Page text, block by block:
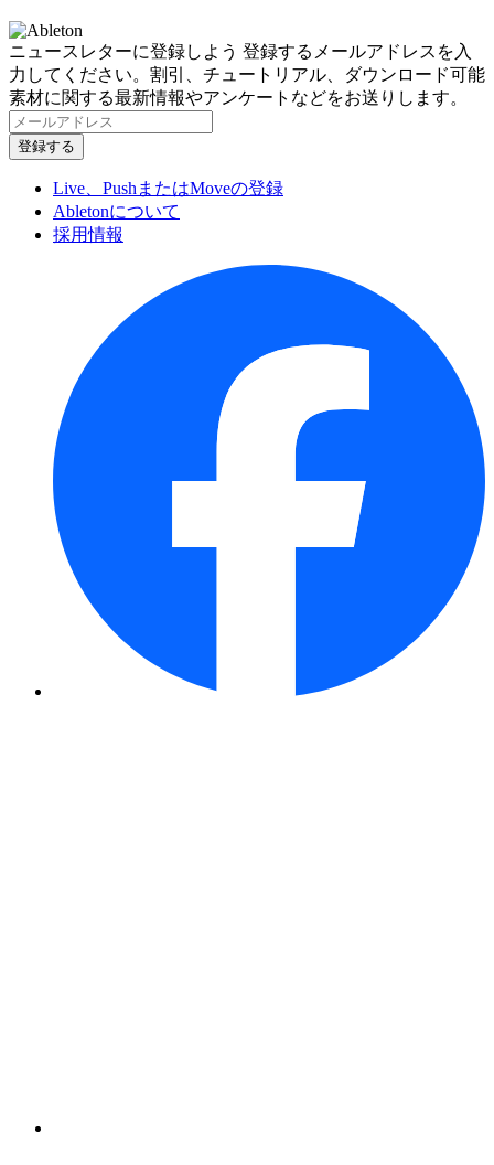
ニュースレターに登録しよう 登録するメールアドレスを入
力してください。割引、チュートリアル、ダウンロード可能
素材に関する最新情報やアンケートなどをお送りします。
Live、PushまたはMoveの登録
Abletonについて
採用情報